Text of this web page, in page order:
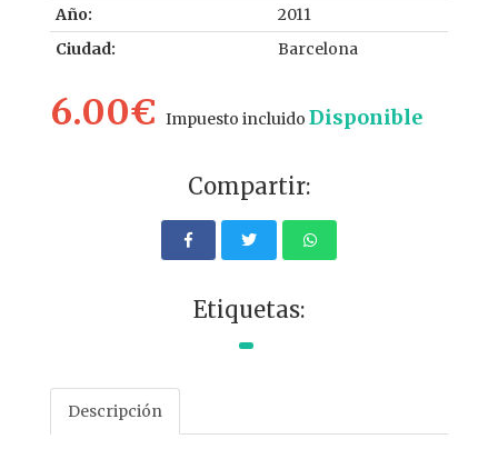
Año:
2011
Ciudad:
Barcelona
6.00€ Impuesto incluido Disponible
Compartir:
Etiquetas:
Descripción